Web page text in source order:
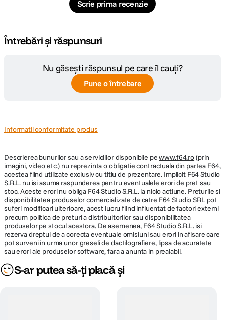
Scrie prima recenzie
Întrebări și răspunsuri
Nu găsești răspunsul pe care îl cauți?
Pune o întrebare
Informatii conformitate produs
Descrierea bunurilor sau a serviciilor disponibile pewww.f64.ro(prin
imagini, video etc.) nu reprezinta o obligatie contractuala din partea F64,
acestea fiind utilizate exclusiv cu titlu de prezentare. Implicit F64 Studio
S.R.L. nu isi asuma raspunderea pentru eventualele erori de pret sau
stoc. Aceste erori nu obliga F64 Studio S.R.L. la nicio actiune. Preturile si
disponibilitatea produselor comercializate de catre F64 Studio SRL pot
suferi modificari ulterioare, acest lucru fiind influentat de factori externi
precum politica de preturi a distribuitorilor sau disponibilitatea
produselor pe stocul acestora. De asemenea, F64 Studio S.R.L. isi
rezerva dreptul de a corecta eventuale omisiuni sau erori in afisare care
pot surveni in urma unor greseli de dactilografiere, lipsa de acuratete
sau erori ale produselor software, fara a anunta in prealabil.
S-ar putea să-ți placă și